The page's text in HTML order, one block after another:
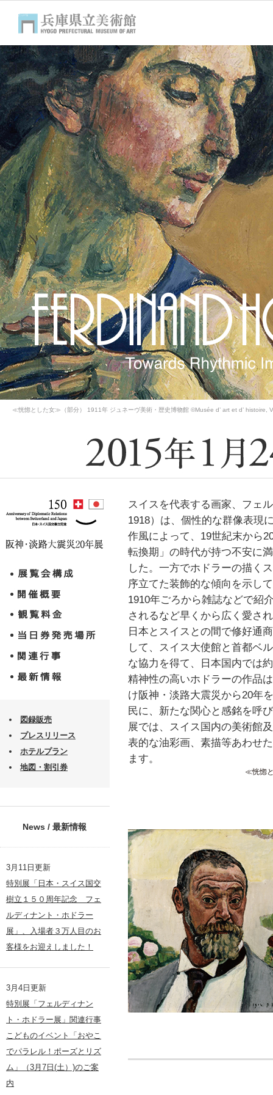
≪恍惚とした女≫（部分） 1911年 ジュネーヴ美術・歴史博物館 ©Musée d’ art et d’
図録販売
プレスリリース
ホテルプラン
地図・割引券
News / 最新情報
3月11日更新
特別展「日本・スイス国交
樹立１５０周年記念 フェ
ルディナント・ホドラー
展」、入場者３万人目のお
客様をお迎えしました！
3月4日更新
特別展「フェルディナン
ト・ホドラー展」関連行事
こどものイベント「おやこ
でパラレル！ポーズとリズ
ム」（3月7日(土）)のご案
内
スイスを代表する画家、フェ
1918）は、個性的な群像表現
作風によって、19世紀末から
転換期」の時代が持つ不安に
した。一方でホドラーの描く
序立てた装飾的な傾向を示し
1910年ごろから雑誌などで紹
されるなど早くから広く愛さ
日本とスイスとの間で修好通
して、スイス大使館と首都ベ
な協力を得て、日本国内では
精神性の高いホドラーの作品
け阪神・淡路大震災から20年
民に、新たな関心と感銘を呼
展では、スイス国内の美術館
表的な油彩画、素描等あわせ
ます。
≪恍惚